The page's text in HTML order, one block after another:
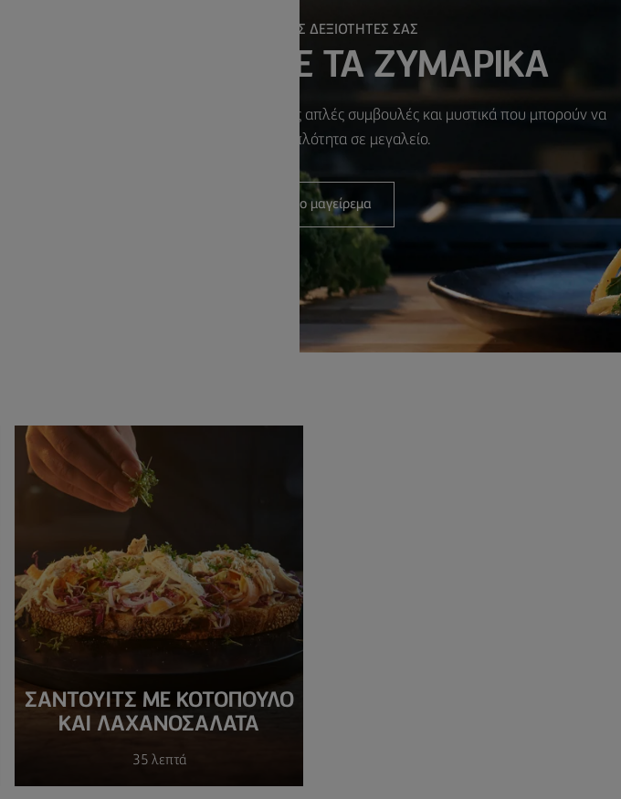
ΤΕΛΕΙΟΠΟΙΗΣΤΕ ΤΙΣ ΔΕΞΙΟΤΗΤΕΣ ΣΑΣ
ΤΕΛΕΙΟΠΟΙΗΣΤΕ ΤΑ ΖΥΜΑΡΙΚΑ
Η τελειότητα των ζυμαρικών έρχεται με μερικές απλές συμβουλές και μυστικά που μπορούν να
μετατρέψουν την απλότητα σε μεγαλείο.
Ξεκινήστε το μαγείρεμα
ΣΆΝΤΟΥΙΤΣ ΜΕ ΚΟΤΌΠΟΥΛΟ
ΚΑΙ ΛΑΧΑΝΟΣΑΛΆΤΑ
35 λεπτά